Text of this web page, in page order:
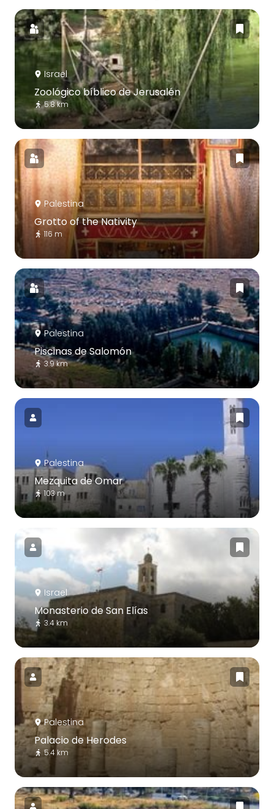
Israel
Zoológico bíblico de Jerusalén
5.8 km
Palestina
Grotto of the Nativity
116 m
Palestina
Piscinas de Salomón
3.9 km
Palestina
Mezquita de Omar
103 m
Israel
Monasterio de San Elías
3.4 km
Palestina
Palacio de Herodes
5.4 km